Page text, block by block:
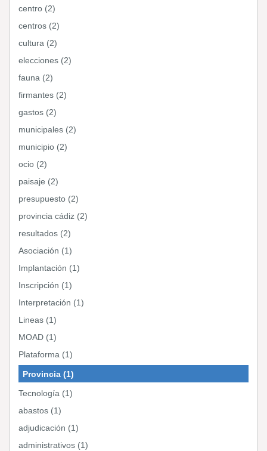
centro (2)
centros (2)
cultura (2)
elecciones (2)
fauna (2)
firmantes (2)
gastos (2)
municipales (2)
municipio (2)
ocio (2)
paisaje (2)
presupuesto (2)
provincia cádiz (2)
resultados (2)
Asociación (1)
Implantación (1)
Inscripción (1)
Interpretación (1)
Lineas (1)
MOAD (1)
Plataforma (1)
Provincia (1)
Tecnología (1)
abastos (1)
adjudicación (1)
administrativos (1)